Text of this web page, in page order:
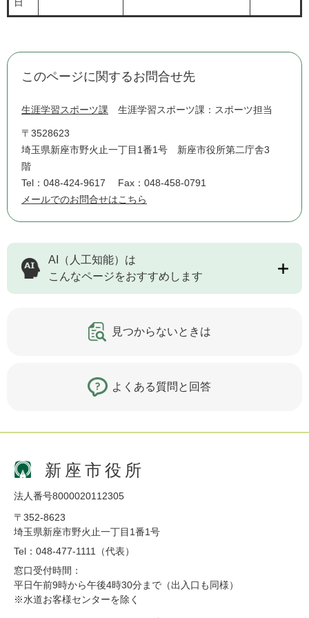
このページに関するお問合せ先
生涯学習スポーツ課 生涯学習スポーツ課：スポーツ担当
〒3528623
埼玉県新座市野火止一丁目1番1号 新座市役所第二庁舎3
階
Tel：048-424-9617
Fax：048-458-0791
メールでのお問合せはこちら
AI（人工知能）は
こんなページをおすすめします
見つからないときは
よくある質問と回答
新座市役所
法人番号8000020112305
〒352-8623
埼玉県新座市野火止一丁目1番1号
Tel：048-477-1111（代表）
窓口受付時間：
平日午前9時から午後4時30分まで（出入口も同様）
※水道お客様センターを除く